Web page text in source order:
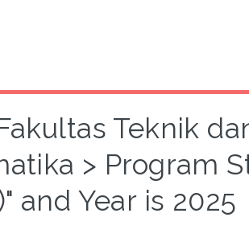
Teknik
> Program
and Year is 2025